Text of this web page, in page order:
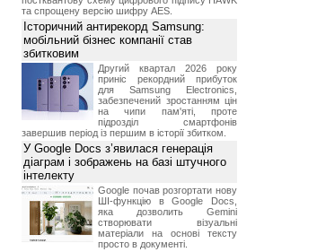
та спрощену версію шифру AES.
Історичний антирекорд Samsung:
мобільний бізнес компанії став
збитковим
Другий квартал 2026 року
приніс рекордний прибуток
для Samsung Electronics,
забезпечений зростанням цін
на чипи пам'яті, проте
підрозділ смартфонів
завершив період із першим в історії збитком.
У Google Docs з’явилася генерація
діаграм і зображень на базі штучного
інтелекту
Google почав розгортати нову
ШІ-функцію в Google Docs,
яка дозволить Gemini
створювати візуальні
матеріали на основі тексту
просто в документі.